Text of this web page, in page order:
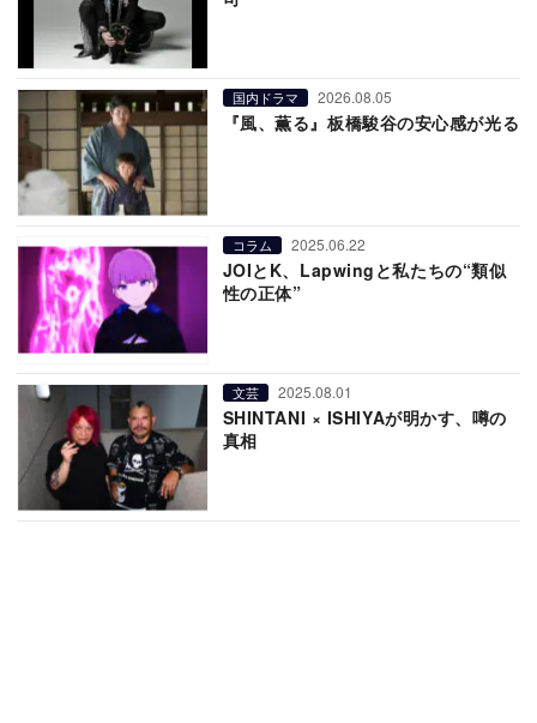
国内ドラマ 2026.08.05
『風、薫る』板橋駿谷の安心感が光る
コラム 2025.06.22
JOIとK、Lapwingと私たちの“類似
性の正体”
文芸 2025.08.01
SHINTANI × ISHIYAが明かす、噂の
真相